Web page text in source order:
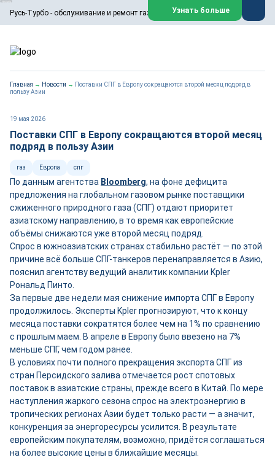
Русь-Турбо - обслуживание и ремонт газовых паровых турбин
ООО «Русь-Турбо» занимается сервисом газовых и паровых
турбин, комплексным ремонтом, восстановлением,
техническим обслуживанием оборудования ТЭС,
работают на нефтегазовых, нефтехимических,
металлургических и других предприятиях.
Реклама. ООО «Русь-Турбо», ИНН 7802588950
erid: F7NfYUJCUneVdwPs4znf
Узнать больше
Главная → Новости → Поставки СПГ в Европу сокращаются второй месяц подряд в
пользу Азии
19 мая 2026
Поставки СПГ в Европу сокращаются второй месяц
подряд в пользу Азии
газ Европа спг
По данным агентства Bloomberg, на фоне дефицита
предложения на глобальном газовом рынке поставщики
сжиженного природного газа (СПГ) отдают приоритет
азиатскому направлению, в то время как европейские
объёмы снижаются уже второй месяц подряд.
Спрос в южноазиатских странах стабильно растёт — по этой
причине всё больше СПГ-танкеров перенаправляется в Азию,
пояснил агентству ведущий аналитик компании Kpler
Рональд Пинто.
За первые две недели мая снижение импорта СПГ в Европу
продолжилось. Эксперты Kpler прогнозируют, что к концу
месяца поставки сократятся более чем на 1% по сравнению
с прошлым маем. В апреле в Европу было ввезено на 7%
меньше СПГ, чем годом ранее.
В условиях почти полного прекращения экспорта СПГ из
стран Персидского залива отмечается рост спотовых
поставок в азиатские страны, прежде всего в Китай. По мере
наступления жаркого сезона спрос на электроэнергию в
тропических регионах Азии будет только расти — а значит,
конкуренция за энергоресурсы усилится. В результате
европейским покупателям, возможно, придётся соглашаться
на более высокие цены в ближайшие месяцы.